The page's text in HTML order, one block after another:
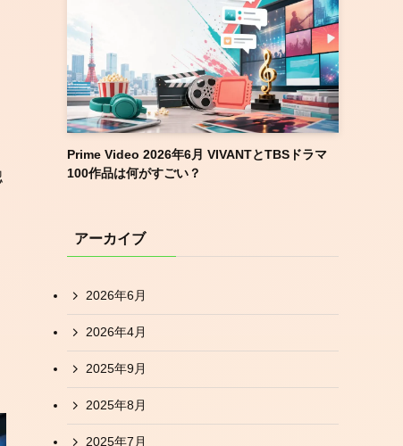
Prime Video 2026年6月 VIVANTとTBSドラマ
100作品は何がすごい？
アーカイブ
2026年6月
2026年4月
2025年9月
2025年8月
2025年7月